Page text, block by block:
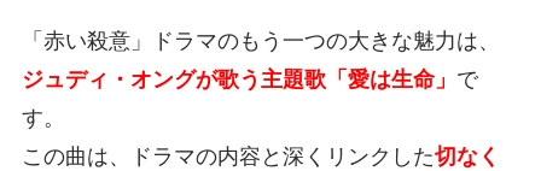
「赤い殺意」ドラマのもう一つの大きな魅力は、
ジュディ・オングが歌う主題歌「愛は生命」 で
す。
この曲は、ドラマの内容と深くリンクした切なく